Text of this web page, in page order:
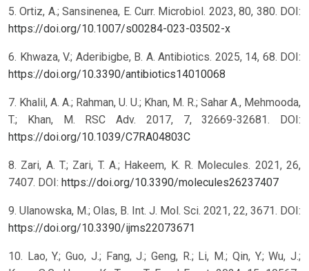
5. Ortiz, A.; Sansinenea, E. Curr. Microbiol. 2023, 80, 380. DOI:
https://doi.org/10.1007/s00284-023-03502-x
6. Khwaza, V.; Aderibigbe, B. A. Antibiotics. 2025, 14, 68. DOI:
https://doi.org/10.3390/antibiotics14010068
7. Khalil, A. A.; Rahman, U. U.; Khan, M. R.; Sahar A., Mehmooda,
T.; Khan, M. RSC Adv. 2017, 7, 32669-32681. DOI:
https://doi.org/10.1039/C7RA04803C
8. Zari, A. T.; Zari, T. A.; Hakeem, K. R. Molecules. 2021, 26,
7407. DOI: https://doi.org/10.3390/molecules26237407
9. Ulanowska, M.; Olas, B. Int. J. Mol. Sci. 2021, 22, 3671. DOI:
https://doi.org/10.3390/ijms22073671
10. Lao, Y.; Guo, J.; Fang, J.; Geng, R.; Li, M.; Qin, Y.; Wu, J.;